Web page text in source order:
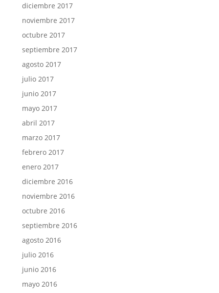
diciembre 2017
noviembre 2017
octubre 2017
septiembre 2017
agosto 2017
julio 2017
junio 2017
mayo 2017
abril 2017
marzo 2017
febrero 2017
enero 2017
diciembre 2016
noviembre 2016
octubre 2016
septiembre 2016
agosto 2016
julio 2016
junio 2016
mayo 2016